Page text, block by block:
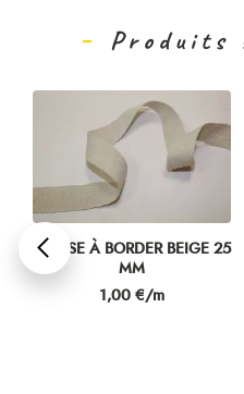
Produits
TRESSE À BORDER BEIGE 25
MM
Prix
1,00 €/m